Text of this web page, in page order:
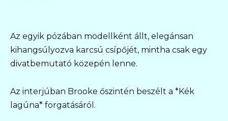
Az egyik pózában modellként állt, elegánsan
kihangsúlyozva karcsú csípőjét, mintha csak egy
divatbemutató közepén lenne.
Az interjúban Brooke őszintén beszélt a *Kék
lagúna* forgatásáról.